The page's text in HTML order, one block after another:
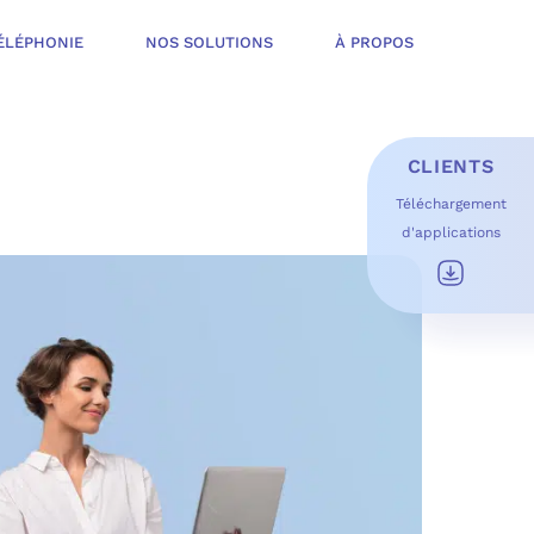
NOS SOLUTIONS À PROPOS
CLIENTS
Téléchargement
d'applications
DE TRAVAIL
DU QUOTIDIEN
SÉCURITÉ STRUCTURÉE
EN CONTINU
MICROSOFT